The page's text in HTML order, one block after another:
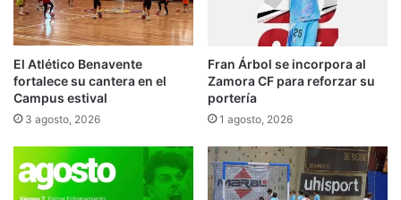
El Atlético Benavente
fortalece su cantera en el
Campus estival
3 agosto, 2026
Fran Árbol se incorpora al
Zamora CF para reforzar su
portería
1 agosto, 2026